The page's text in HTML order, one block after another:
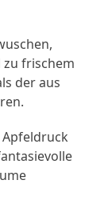
frischem
der aus